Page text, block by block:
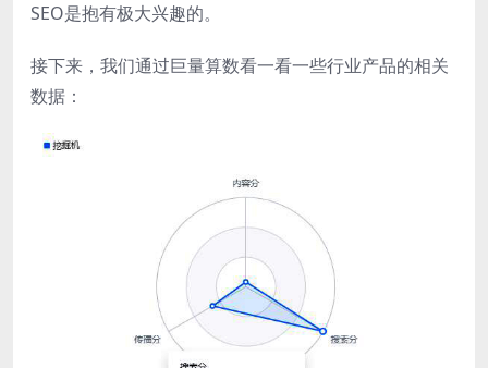
SEO是抱有极大兴趣的。
接下来，我们通过巨量算数看一看一些行业产品的相关
数据：